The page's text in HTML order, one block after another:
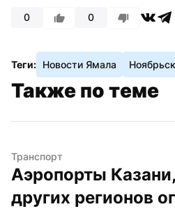
0 0
Теги: Новости Ямала Ноябрьск
Также по теме
Транспорт
Аэропорты
других регионов